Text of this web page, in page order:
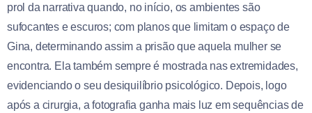
prol da narrativa quando, no início, os ambientes são
sufocantes e escuros; com planos que limitam o espaço de
Gina, determinando assim a prisão que aquela mulher se
encontra. Ela também sempre é mostrada nas extremidades,
evidenciando o seu desiquilíbrio psicológico. Depois, logo
após a cirurgia, a fotografia ganha mais luz em sequências de